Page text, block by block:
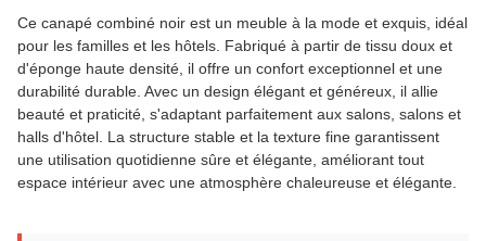
Ce canapé combiné noir est un meuble à la mode et exquis, idéal
pour les familles et les hôtels. Fabriqué à partir de tissu doux et
d'éponge haute densité, il offre un confort exceptionnel et une
durabilité durable. Avec un design élégant et généreux, il allie
beauté et praticité, s'adaptant parfaitement aux salons, salons et
halls d'hôtel. La structure stable et la texture fine garantissent
une utilisation quotidienne sûre et élégante, améliorant tout
espace intérieur avec une atmosphère chaleureuse et élégante.